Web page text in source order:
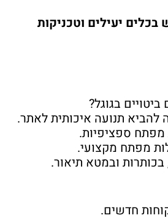
יעילים וטכניקות
בגוגל?
להביא תנועה איכותית לאתר.
ספציפיות.
ובמטא תיאור.
חדשים.